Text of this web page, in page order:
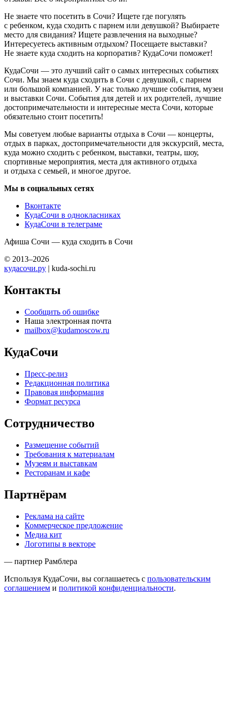
Не знаете что посетить в Сочи? Ищете где погулять
с ребенком, куда сходить с парнем или девушкой? Выбираете
место для свидания? Ищете развлечения на выходные?
Интересуетесь активным отдыхом? Посещаете выставки?
Не знаете куда сходить на корпоратив? КудаСочи поможет!
КудаСочи — это лучший сайт о самых интересных событиях
Сочи. Мы знаем куда сходить в Сочи с девушкой, с парнем
или большой компанией. У нас только лучшие события, музеи
и выставки Сочи. События для детей и их родителей, лучшие
достопримечательности и интересные места Сочи, которые
обязательно стоит посетить!
Мы советуем любые варианты отдыха в Сочи — концерты,
отдых в парках, достопримечательности для экскурсий, места,
куда можно сходить с ребенком, выставки, театры, шоу,
спортивные мероприятия, места для активного отдыха
и отдыха с семьей, и многое другое.
Мы в социальных сетях
Вконтакте
КудаСочи в однокласниках
КудаСочи в телеграме
Афиша Сочи — куда сходить в Сочи
© 2013–2026
кудасочи.ру | kuda-sochi.ru
Контакты
Сообщить об ошибке
Наша электронная почта
mailbox@kudamoscow.ru
КудаСочи
Пресс-релиз
Редакционная политика
Правовая информация
Формат ресурса
Сотрудничество
Размещение событий
Требования к материалам
Музеям и выставкам
Ресторанам и кафе
Партнёрам
Реклама на сайте
Коммерческое предложение
Медиа кит
Логотипы в векторе
— партнер Рамблера
Используя КудаСочи, вы соглашаетесь с пользовательским
соглашением и политикой конфиденциальности.